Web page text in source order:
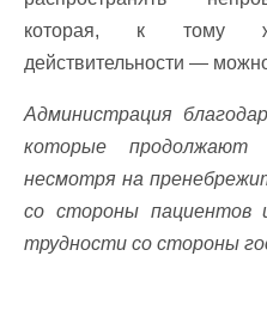
которая, к тому
действительности —
Администрация
которые продолжают
несмотря на
со стороны пациентов
трудности со стороны